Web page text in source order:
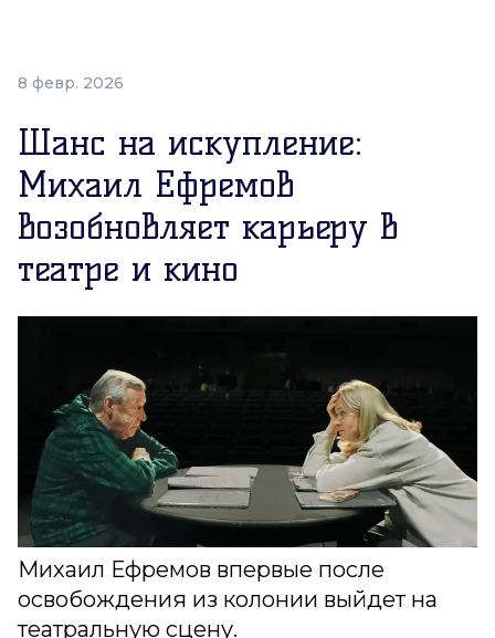
8 февр. 2026
Шанс на искупление:
Михаил Ефремов
возобновляет карьеру в
театре и кино
Михаил Ефремов впервые после
освобождения из колонии выйдет на
театральную сцену.